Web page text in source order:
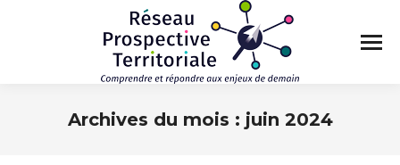
Archives du mois : juin 2024